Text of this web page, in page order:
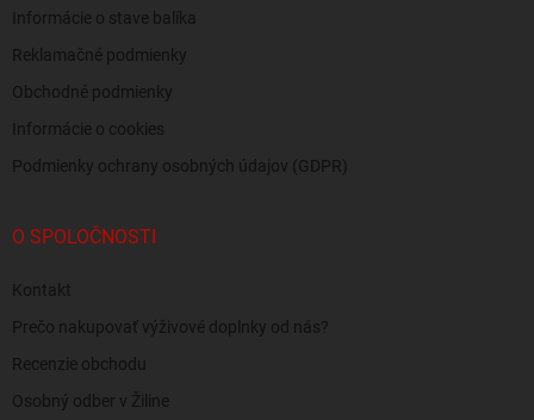
Informácie o stave balíka
Reklamačné podmienky
Obchodné podmienky
Informácie o cookies
Podmienky ochrany osobných údajov (GDPR)
O SPOLOČNOSTI
Kontakt
Prečo nakupovať výživové doplnky od nás?
Recenzie obchodu
Osobný odber v Žiline